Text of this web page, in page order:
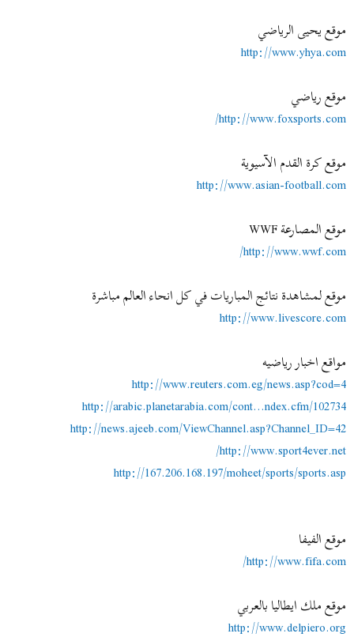
موقع يحيى الرياضي
http://www.yhya.com
موقع رياضي
http://www.foxsports.com/
موقع كرة القدم الآسيوية
http://www.asian-football.com
موقع المصارعة WWF
http://www.wwf.com/
موقع لمشاهدة نتائج المباريات في كل انحاء العالم مباشرة
http://www.livescore.com
مواقع اخبار رياضيه
http://www.reuters.com.eg/news.asp?cod=4
http://arabic.planetarabia.com/cont...ndex.cfm/102734
http://news.ajeeb.com/ViewChannel.asp?Channel_ID=42
http://www.sport4ever.net/
http://167.206.168.197/moheet/sports/sports.asp
موقع الفيفا
http://www.fifa.com/
موقع ملك ايطاليا بالعربي
http://www.delpiero.org